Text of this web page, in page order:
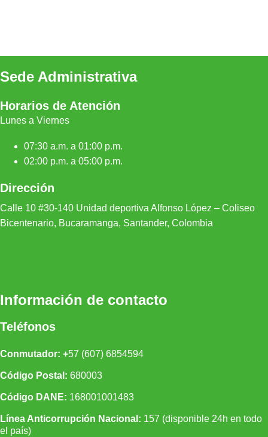
Sede Administrativa
Horarios de Atención
Lunes a Viernes
07:30 a.m. a 01:00 p.m.
02:00 p.m. a 05:00 p.m.
Dirección
Calle 10 #30-140 Unidad deportiva Alfonso López – Coliseo
Bicentenario, Bucaramanga, Santander, Colombia
Información de contacto
Teléfonos
Conmutador: +57 (607) 6854594
Código Postal: 680003
Código DANE: 168001001483
Línea Anticorrupción Nacional: 157 (disponible 24h en todo
el país)